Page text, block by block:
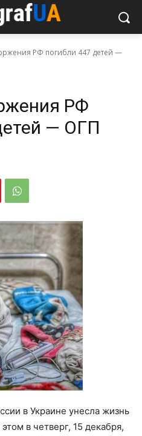
РФ погибли 447 детей —
РФ
— ОГП
в Украине унесла жизнь
в четверг, 15 декабря,